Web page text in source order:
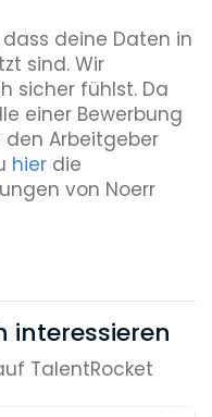
dass deine Daten in
sind. Wir
sicher fühlst. Da
einer Bewerbung
den Arbeitgeber
hierdie
von Noerr
interessieren
TalentRocket